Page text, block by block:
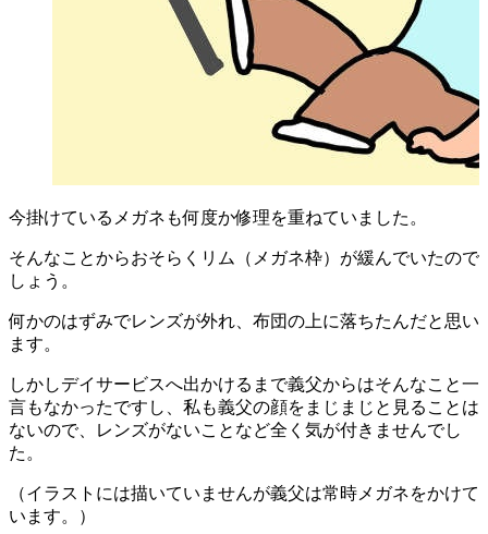
今掛けているメガネも何度か修理を重ねていました。
そんなことからおそらくリム（メガネ枠）が緩んでいたので
しょう。
何かのはずみでレンズが外れ、布団の上に落ちたんだと思い
ます。
しかしデイサービスへ出かけるまで義父からはそんなこと一
言もなかったですし、私も義父の顔をまじまじと見ることは
ないので、レンズがないことなど全く気が付きませんでし
た。
（イラストには描いていませんが義父は常時メガネをかけて
います。）